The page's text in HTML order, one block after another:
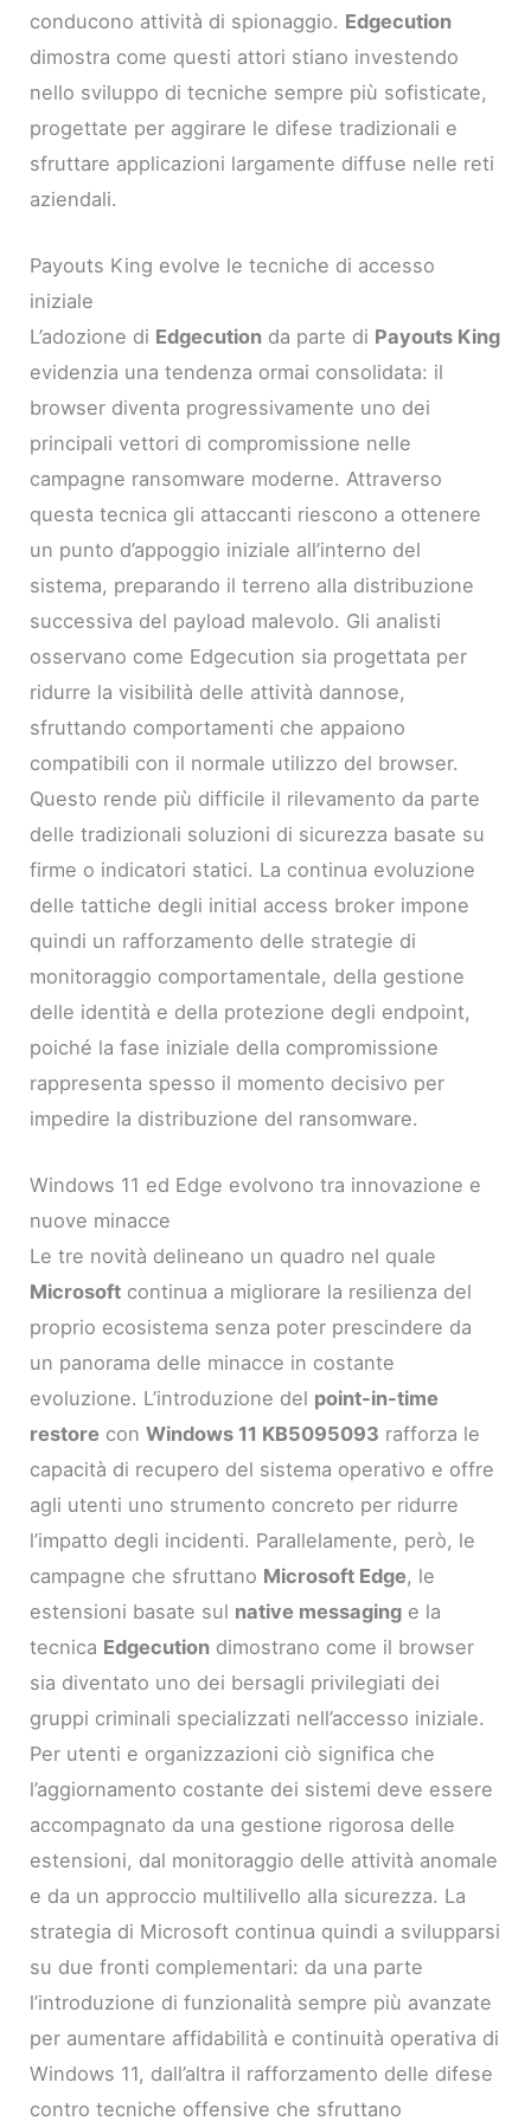
conducono attività di spionaggio. Edgecution
dimostra come questi attori stiano investendo
nello sviluppo di tecniche sempre più sofisticate,
progettate per aggirare le difese tradizionali e
sfruttare applicazioni largamente diffuse nelle reti
aziendali.
Payouts King evolve le tecniche di accesso
iniziale
L’adozione di Edgecution da parte di Payouts King
evidenzia una tendenza ormai consolidata: il
browser diventa progressivamente uno dei
principali vettori di compromissione nelle
campagne ransomware moderne. Attraverso
questa tecnica gli attaccanti riescono a ottenere
un punto d’appoggio iniziale all’interno del
sistema, preparando il terreno alla distribuzione
successiva del payload malevolo. Gli analisti
osservano come Edgecution sia progettata per
ridurre la visibilità delle attività dannose,
sfruttando comportamenti che appaiono
compatibili con il normale utilizzo del browser.
Questo rende più difficile il rilevamento da parte
delle tradizionali soluzioni di sicurezza basate su
firme o indicatori statici. La continua evoluzione
delle tattiche degli initial access broker impone
quindi un rafforzamento delle strategie di
monitoraggio comportamentale, della gestione
delle identità e della protezione degli endpoint,
poiché la fase iniziale della compromissione
rappresenta spesso il momento decisivo per
impedire la distribuzione del ransomware.
Windows 11 ed Edge evolvono tra innovazione e
nuove minacce
Le tre novità delineano un quadro nel quale
Microsoft continua a migliorare la resilienza del
proprio ecosistema senza poter prescindere da
un panorama delle minacce in costante
evoluzione. L’introduzione del point-in-time
restore conWindows 11 KB5095093 rafforza le
capacità di recupero del sistema operativo e offre
agli utenti uno strumento concreto per ridurre
l’impatto degli incidenti. Parallelamente, però, le
campagne che sfruttano Microsoft Edge, le
estensioni basate sul native messaging e la
tecnica Edgecution dimostrano come il browser
sia diventato uno dei bersagli privilegiati dei
gruppi criminali specializzati nell’accesso iniziale.
Per utenti e organizzazioni ciò significa che
l’aggiornamento costante dei sistemi deve essere
accompagnato da una gestione rigorosa delle
estensioni, dal monitoraggio delle attività anomale
e da un approccio multilivello alla sicurezza. La
strategia di Microsoft continua quindi a svilupparsi
su due fronti complementari: da una parte
l’introduzione di funzionalità sempre più avanzate
per aumentare affidabilità e continuità operativa di
Windows 11, dall’altra il rafforzamento delle difese
contro tecniche offensive che sfruttano